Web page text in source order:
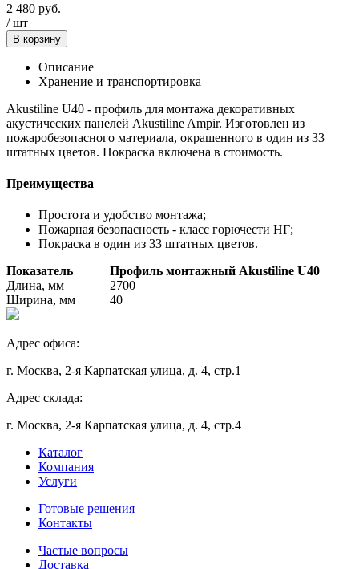
2 480 руб.
/шт
В корзину
Описание
Хранение и транспортировка
Akustiline U40 - профиль для монтажа декоративных
акустических панелей Akustiline Ampir. Изготовлен из
пожаробезопасного материала, окрашенного в один из 33
штатных цветов. Покраска включена в стоимость.
Преимущества
Простота и удобство монтажа;
Пожарная безопасность - класс горючести НГ;
Покраска в один из 33 штатных цветов.
Показатель
Профиль монтажный Akustiline U40
Длина, мм
2700
Ширина, мм
40
Адрес офиса:
г. Москва, 2-я Карпатская улица, д. 4, стр.1
Адрес склада:
г. Москва, 2-я Карпатская улица, д. 4, стр.4
Каталог
Компания
Услуги
Готовые решения
Контакты
Частые вопросы
Доставка